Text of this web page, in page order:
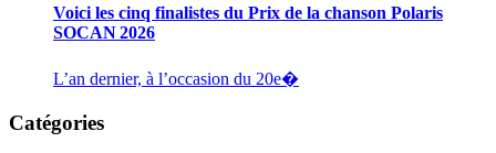
Voici les cinq finalistes du Prix de la chanson Polaris
SOCAN 2026
L’an dernier, à l’occasion du 20e�
Catégories